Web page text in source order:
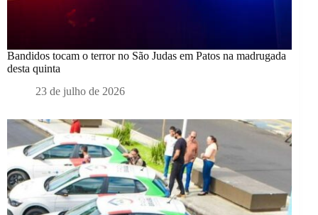
Bandidos tocam o terror no São Judas em Patos na madrugada
desta quinta
23 de julho de 2026